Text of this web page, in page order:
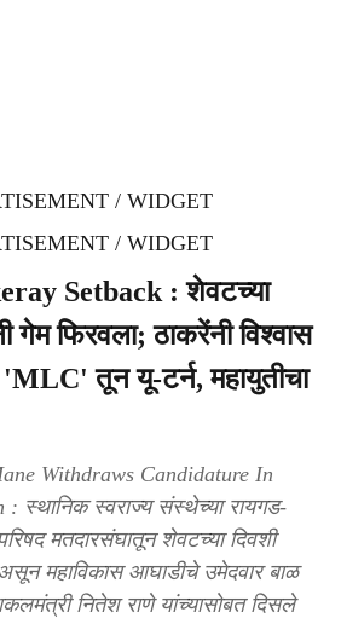
/ WIDGET
/ WIDGET
Setback : शेवटच्या
गेम फिरवला; ठाकरेंनी विश्वास
'MLC' तून यू-टर्न, महायुतीचा
Withdraws Candidature In
स्थानिक स्वराज्य संस्थेच्या रायगड-
मतदारसंघातून शेवटच्या दिवशी
महाविकास आघाडीचे उमेदवार बाळ
नितेश राणे यांच्यासोबत दिसले